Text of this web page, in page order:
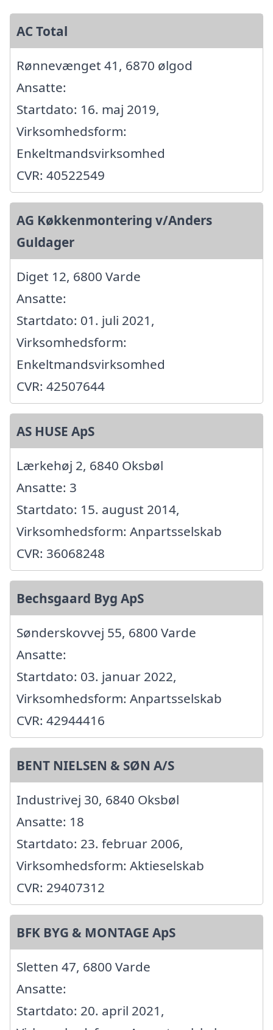
AC Total
Rønnevænget 41, 6870 ølgod
Ansatte:
Startdato: 16. maj 2019,
Virksomhedsform:
Enkeltmandsvirksomhed
CVR: 40522549
AG Køkkenmontering v/Anders
Guldager
Diget 12, 6800 Varde
Ansatte:
Startdato: 01. juli 2021,
Virksomhedsform:
Enkeltmandsvirksomhed
CVR: 42507644
AS HUSE ApS
Lærkehøj 2, 6840 Oksbøl
Ansatte: 3
Startdato: 15. august 2014,
Virksomhedsform: Anpartsselskab
CVR: 36068248
Bechsgaard Byg ApS
Sønderskovvej 55, 6800 Varde
Ansatte:
Startdato: 03. januar 2022,
Virksomhedsform: Anpartsselskab
CVR: 42944416
BENT NIELSEN & SØN A/S
Industrivej 30, 6840 Oksbøl
Ansatte: 18
Startdato: 23. februar 2006,
Virksomhedsform: Aktieselskab
CVR: 29407312
BFK BYG & MONTAGE ApS
Sletten 47, 6800 Varde
Ansatte:
Startdato: 20. april 2021,